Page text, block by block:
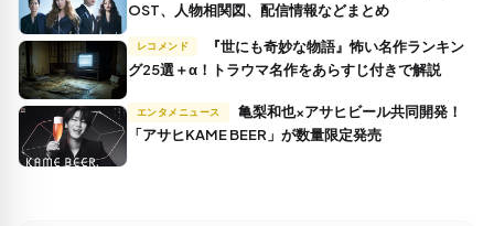
OST、人物相関図、配信情報などまとめ
レコメンド
グ25選＋α！トラウマ名作をあらすじ付きで解説
エンタメニュース
「アサヒKAME BEER」が数量限定発売